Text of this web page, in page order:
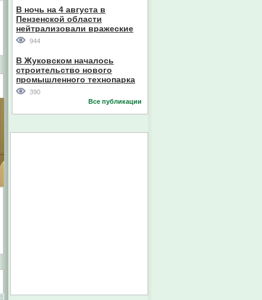
В ночь на 4 августа в
Пензенской области
нейтрализовали вражеские
дроны
944
В Жуковском началось
строительство нового
промышленного технопарка
390
Все публикации